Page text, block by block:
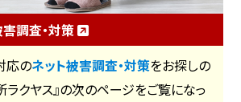
調査・対策
応のネット被害調査・対策をお探しの
ラクヤス』の次のページをご覧になっ